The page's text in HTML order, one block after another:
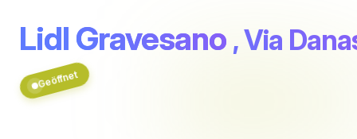
Lidl Gravesano , Via
Geöffnet